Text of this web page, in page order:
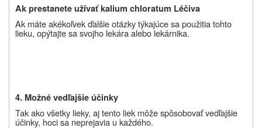
Ak prestanete užívať kalium chloratum Léčiva
Ak máte akékoľvek ďalšie otázky týkajúce sa použitia tohto
lieku, opýtajte sa svojho lekára alebo lekárnika.
4. Možné vedľajšie účinky
Tak ako všetky lieky, aj tento liek môže spôsobovať vedľajšie
účinky, hoci sa neprejavia u každého.